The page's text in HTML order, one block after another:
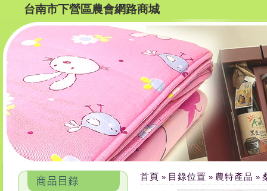
台南市下營區農會網路商城
首頁 » 目錄位置 » 農特產品 »